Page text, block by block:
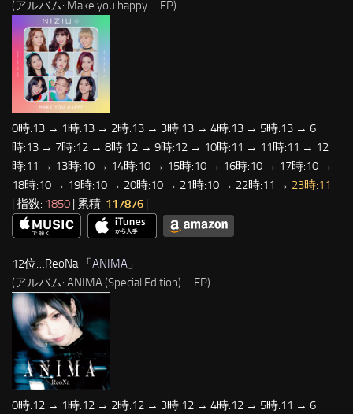
(アルバム: Make you happy – EP)
0時:13 → 1時:13 → 2時:13 → 3時:13 → 4時:13 → 5時:13 → 6
時:13 → 7時:12 → 8時:12 → 9時:12 → 10時:11 → 11時:11 → 12
時:11 → 13時:10 → 14時:10 → 15時:10 → 16時:10 → 17時:10 →
18時:10 → 19時:10 → 20時:10 → 21時:10 → 22時:11 → 23時:11
| 指数: 1850 | 累積: 117876 |
12位…ReoNa 「ANIMA 」
(アルバム: ANIMA (Special Edition) – EP)
0時:12 → 1時:12 → 2時:12 → 3時:12 → 4時:12 → 5時:11 → 6